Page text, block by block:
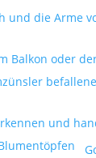
Balkon oder
und